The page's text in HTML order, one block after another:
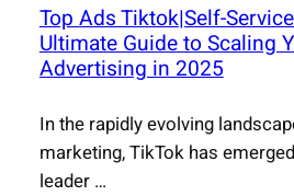
Top Ads Tiktok|Self-
Ultimate Guide to Scaling
Advertising in 2025
In the rapidly evolving
marketing, TikTok has
leader …